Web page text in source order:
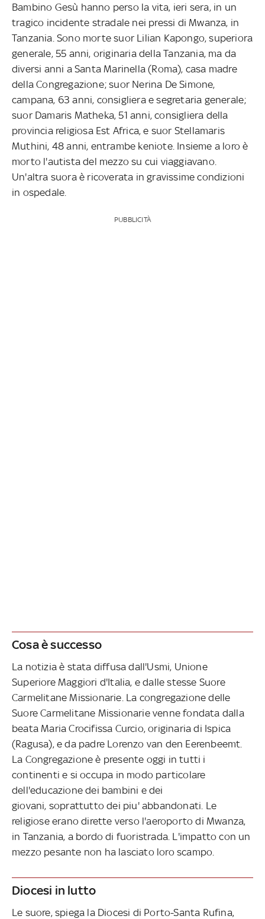
Bambino Gesù hanno perso la vita, ieri sera, in un
tragico incidente stradale nei pressi di Mwanza, in
Tanzania. Sono morte suor Lilian Kapongo, superiora
generale, 55 anni, originaria della Tanzania, ma da
diversi anni a Santa Marinella (Roma), casa madre
della Congregazione; suor Nerina De Simone,
campana, 63 anni, consigliera e segretaria generale;
suor Damaris Matheka, 51 anni, consigliera della
provincia religiosa Est Africa, e suor Stellamaris
Muthini, 48 anni, entrambe keniote. Insieme a loro è
morto l'autista del mezzo su cui viaggiavano.
Un'altra suora è ricoverata in gravissime condizioni
in ospedale.
PUBBLICITÀ
Cosa è successo
La notizia è stata diffusa dall'Usmi, Unione
Superiore Maggiori d'Italia, e dalle stesse Suore
Carmelitane Missionarie. La congregazione delle
Suore Carmelitane Missionarie venne fondata dalla
beata Maria Crocifissa Curcio, originaria di Ispica
(Ragusa), e da padre Lorenzo van den Eerenbeemt.
La Congregazione è presente oggi in tutti i
continenti e si occupa in modo particolare
dell'educazione dei bambini e dei
giovani, soprattutto dei piu' abbandonati. Le
religiose erano dirette verso l'aeroporto di Mwanza,
in Tanzania, a bordo di fuoristrada. L'impatto con un
mezzo pesante non ha lasciato loro scampo.
Diocesi in lutto
Le suore, spiega la Diocesi di Porto-Santa Rufina,